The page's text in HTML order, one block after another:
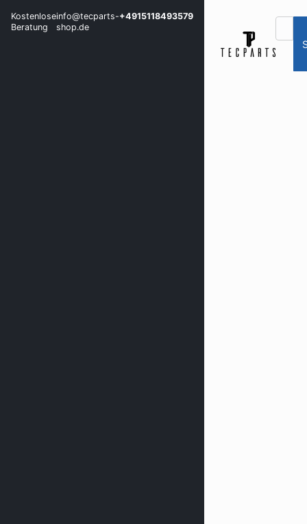
Kostenlose
Beratung
info@tecparts-
shop.de
+4915118493579